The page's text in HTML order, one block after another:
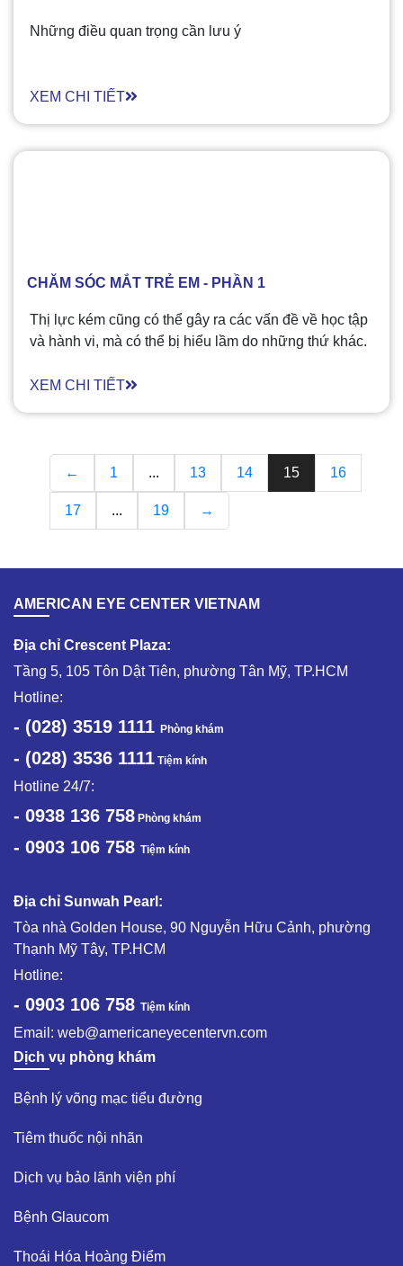
Những điều quan trọng cần lưu ý
XEM CHI TIẾT
CHĂM SÓC MẮT TRẺ EM - PHẦN 1
Thị lực kém cũng có thể gây ra các vấn đề về học tập
và hành vi, mà có thể bị hiểu lầm do những thứ khác.
mà chúng đang gặp phải hoặc thậm chí chúng có thể
XEM CHI TIẾT
← 1 ... 13 14 15 16
17 ... 19 →
AMERICAN EYE CENTER VIETNAM
Địa chỉ Crescent Plaza:
Tầng 5, 105 Tôn Dật Tiên, phường Tân Mỹ, TP.HCM
Hotline:
- (028) 3519 1111 Phòng khám
- (028) 3536 1111 Tiệm kính
Hotline 24/7:
- 0938 136 758 Phòng khám
- 0903 106 758 Tiệm kính
Địa chỉ Sunwah Pearl:
Tòa nhà Golden House, 90 Nguyễn Hữu Cảnh, phường
Thạnh Mỹ Tây, TP.HCM
Hotline:
- 0903 106 758 Tiệm kính
Email: web@americaneyecentervn.com
Dịch vụ phòng khám
Bệnh lý võng mạc tiểu đường​
Tiêm thuốc nội nhãn ​
Dịch vụ bảo lãnh viện phí​
Bệnh Glaucom​
Thoái Hóa Hoàng Điểm​